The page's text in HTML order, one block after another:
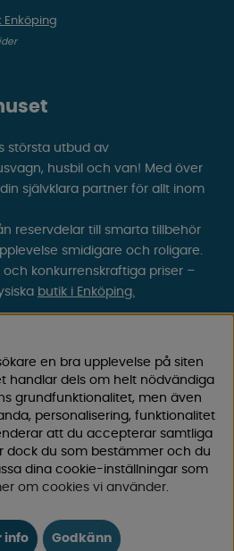
största utbud av
husbil och van! Med över
självklara partner för allt inom
reservdelar till smarta tillbehör
smidigare och roligare.
konkurrenskraftiga priser –
butik i Enköping.
Campinglivet börjar
en bra upplevelse på siten
handlar dels om helt nödvändiga
grundfunktionalitet, men även
personalisering, funktionalitet
att du accepterar samtliga
dock du som bestämmer och du
dina cookie-inställningar som
om cookies vi använder.
info Godkänn